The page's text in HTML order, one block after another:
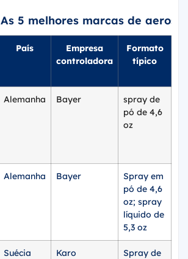
As 5 melhores marcas de
País
Empresa
controladora
Formato
típico
Alemanha Bayer
spray de
pó de 4,6
oz
Alemanha Bayer
Spray em
pó de 4,6
oz; spray
líquido de
5,3 oz
Suécia
Karo
Spray de